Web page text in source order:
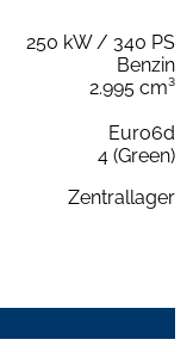
250 kW / 340 PS
Benzin
2.995 cm³
Euro6d
4 (Green)
Zentrallager